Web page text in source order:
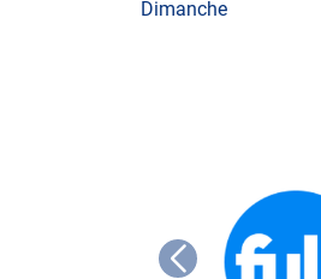
Dimanche